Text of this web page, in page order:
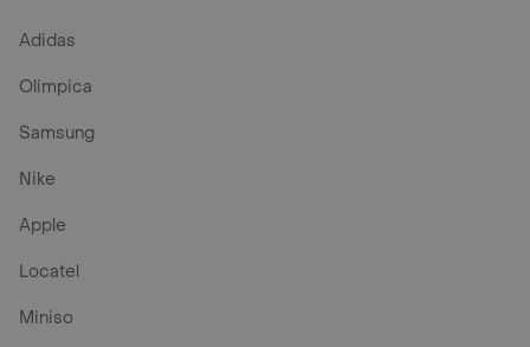
Adidas
Olimpica
Samsung
Nike
Apple
Locatel
Miniso